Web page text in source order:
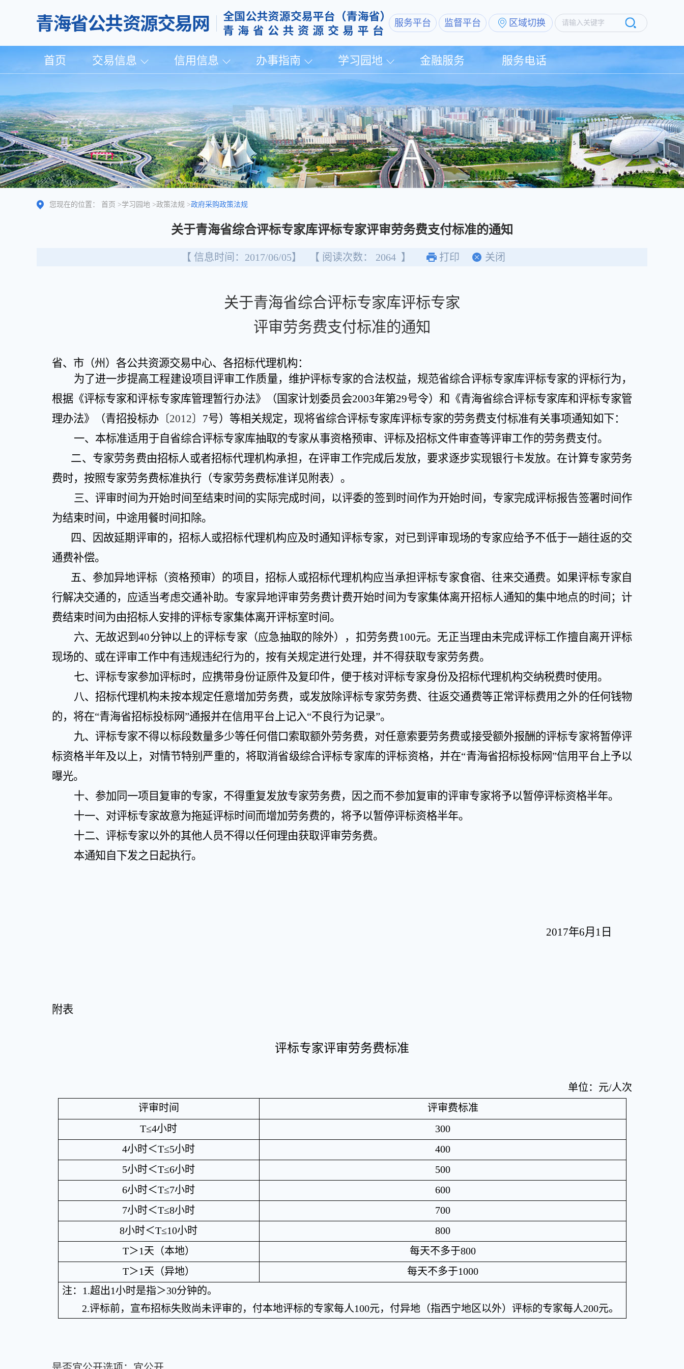
服务平台 监督平台 区域切换 请输入关键字
首页 交易信息 信用信息 办事指南 学习园地 金融服务 服务电话
您现在的位置： 首页 >学习园地 >政策法规 >政府采购政策法规
关于青海省综合评标专家库评标专家评审劳务费支付标准的通知
【 信息时间：2017/06/05】 【 阅读次数： 2064 】 打印 关闭
关于青海省综合评标专家库评标专家
评审劳务费支付标准的通知
省、市（州）各公共资源交易中心、各招标代理机构：
为了进一步提高工程建设项目评审工作质量，维护评标专家的合法权益，规范省综合评标专家库评标专家的评标行为，
根据《评标专家和评标专家库管理暂行办法》（国家计划委员会2003年第29号令）和《青海省综合评标专家库和评标专家管
理办法》（青招投标办 〔2012〕 7号）等相关规定，现将省综合评标专家库评标专家的劳务费支付标准有关事项通知如下：
一、本标准适用于自省综合评标专家库抽取的专家从事资格预审、评标及招标文件审查等评审工作的劳务费支付。
二、专家劳务费由招标人或者招标代理机构承担，在评审工作完成后发放，要求逐步实现银行卡发放。在计算专家劳务
费时，按照专家劳务费标准执行（专家劳务费标准详见附表）。
三、评审时间为开始时间至结束时间的实际完成时间，以评委的签到时间作为开始时间，专家完成评标报告签署时间作
为结束时间，中途用餐时间扣除。
四、因故延期评审的，招标人或招标代理机构应及时通知评标专家，对已到评审现场的专家应给予不低于一趟往返的交
通费补偿。
五、参加异地评标（资格预审）的项目，招标人或招标代理机构应当承担评标专家食宿、往来交通费。如果评标专家自
行解决交通的，应适当考虑交通补助。专家异地评审劳务费计费开始时间为专家集体离开招标人通知的集中地点的时间；计
费结束时间为由招标人安排的评标专家集体离开评标室时间。
六、无故迟到40分钟以上的评标专家（应急抽取的除外），扣劳务费100元。无正当理由未完成评标工作擅自离开评标
现场的、或在评审工作中有违规违纪行为的，按有关规定进行处理，并不得获取专家劳务费。
七、评标专家参加评标时，应携带身份证原件及复印件，便于核对评标专家身份及招标代理机构交纳税费时使用。
八、招标代理机构未按本规定任意增加劳务费，或发放除评标专家劳务费、往返交通费等正常评标费用之外的任何钱物
的，将在“青海省招标投标网”通报并在信用平台上记入“不良行为记录”。
九、评标专家不得以标段数量多少等任何借口索取额外劳务费，对任意索要劳务费或接受额外报酬的评标专家将暂停评
标资格半年及以上，对情节特别严重的，将取消省级综合评标专家库的评标资格，并在“青海省招标投标网”信用平台上予以
曝光。
十、参加同一项目复审的专家，不得重复发放专家劳务费，因之而不参加复审的评审专家将予以暂停评标资格半年。
十一、对评标专家故意为拖延评标时间而增加劳务费的，将予以暂停评标资格半年。
十二、评标专家以外的其他人员不得以任何理由获取评审劳务费。
本通知自下发之日起执行。
2017年6月 1 日
附表
评标专家评审劳务费标准
单位：元/人次
评审时间
评审费标准
T≤4小时
300
4小时＜T≤5小时
400
5小时＜T≤6小时
500
6小时＜T≤7小时
600
7小时＜T≤8小时
700
8小时＜T≤10小时
800
T＞1天（本地） 每天不多于800
T＞1天（异地） 每天不多于1000
注： 1.超出1小时是指＞30分钟的。
2.评标前，宣布招标失败尚未评审的，付本地评标的专家每人100元，付异地（指西宁地区以外）评标的专家每人200元。